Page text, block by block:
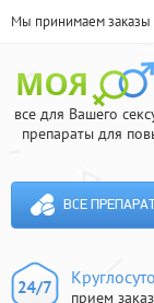
Мы принимаем заказы
все для Вашего
препараты для
ВСЕ
прием